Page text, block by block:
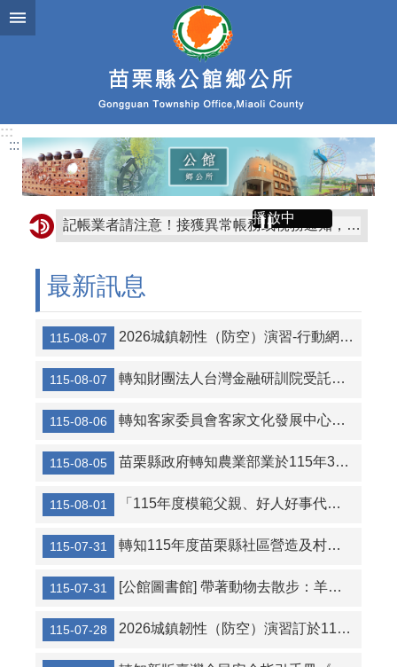
跳到主要內容區塊
:::
:::
播放中 記帳業者請注意！接獲異常帳務或稅務通知，務必再次查證 來源，慎防詐騙，守護客戶資料
最新訊息
115-08-07 2026城鎮韌性（防空）演習-行動網路降速演練事宜
115-08-07 轉知財團法人台灣金融研訓院受託承辦「115年度金融知識線上競賽」活動，活動報名期間為115年8月10日至115年10月12日
115-08-06 轉知客家委員會客家文化發展中心現正辦理「第八期志工招募」
115-08-05 苗栗縣政府轉知農業部業於115年3月26日以農授林業字第1142441047號令公告並修正「竹林生產更新獎勵作業規範」，本（115）年度全縣（非原住民保留地之林業用地）受理申請案件至計畫上限30公頃為止。
115-08-01 「115年度模範父親、好人好事代表表揚暨節能減碳宣導活動」圓滿成功!
115-07-31 轉知115年度苗栗縣社區營造及村落文化發展計畫「苗栗縣推動鄉鎮市社造整合計畫」、「苗栗縣地方寶藏開箱行動計畫」、「苗栗縣村落藝文向下扎根計畫」共三項徵選補助計畫提案
115-07-31 [公館圖書館] 帶著動物去散步：羊毛氈飲料提袋
115-07-28 2026城鎮韌性（防空）演習訂於115年8月10日（星期一）下午2時30分至3時實施